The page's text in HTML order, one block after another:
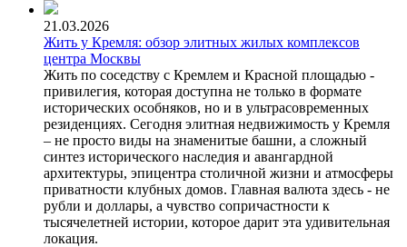
21.03.2026
Жить у Кремля: обзор элитных жилых комплексов
центра Москвы
Жить по соседству с Кремлем и Красной площадью -
привилегия, которая доступна не только в формате
исторических особняков, но и в ультрасовременных
резиденциях. Сегодня элитная недвижимость у Кремля
– не просто виды на знаменитые башни, а сложный
синтез исторического наследия и авангардной
архитектуры, эпицентра столичной жизни и атмосферы
приватности клубных домов. Главная валюта здесь - не
рубли и доллары, а чувство сопричастности к
тысячелетней истории, которое дарит эта удивительная
локация.